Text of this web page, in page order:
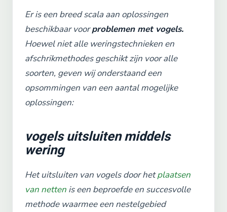
Er is een breed scala aan oplossingen
beschikbaar voorproblemen met vogels.
Hoewel niet alle weringstechnieken en
afschrikmethodes geschikt zijn voor alle
soorten, geven wij onderstaand een
opsommingen van een aantal mogelijke
oplossingen:
vogels uitsluiten middels
wering
Het uitsluiten van vogels door hetplaatsen
van netten is een beproefde en succesvolle
methode waarmee een nestelgebied